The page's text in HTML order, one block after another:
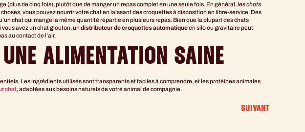
(plus de cinq fois), plutôt que de manger un repas complet en une seule fois. En général,les chats
vous pouvez nourrir votre chat en laissant des croquettes à disposition en libre-service. Des
chat qui mange la même quantité répartie en plusieurs repas. Bien que la plupart des chats
avez un chat glouton, undistributeur de croquettes automatiqueen silo ou gravitaire peut
au contact de l’air.
ALIMENTATION SAINE
Les ingrédients utilisés sont transparents et faciles à comprendre, et les protéines animales
chat, adaptées aux besoins naturels de votre animal de compagnie.
SUIVANT